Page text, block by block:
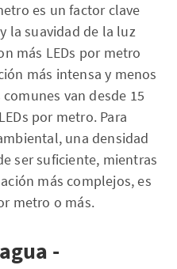
es un factor clave
la suavidad de la luz
más LEDs por metro
más intensa y menos
van desde 15
por metro. Para
una densidad
ser suficiente, mientras
más complejos, es
metro o más.
-